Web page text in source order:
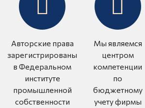
Авторские права
зарегистрированы
в Федеральном
институте
промышленной
собственности
Мы являемся
центром
компетенции
по
бюджетному
учету фирмы